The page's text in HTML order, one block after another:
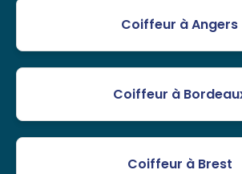
Coiffeur à Angers
Coiffeur à
Coiffeur à Brest